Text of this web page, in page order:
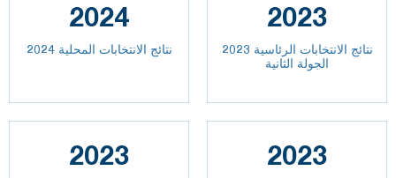
2024
نتائج الانتخابات المحلية 2024
2023
نتائج الانتخابات الرئاسية 2023
الجولة الثانية
2023 2023